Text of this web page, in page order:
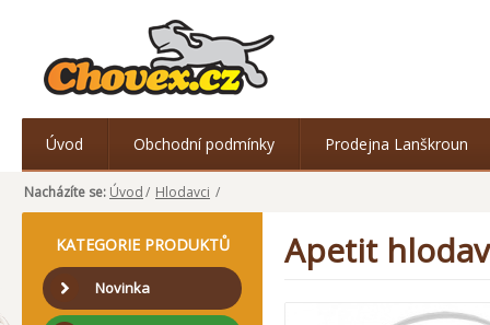
Úvod Obchodní podmínky Prodejna Lanškroun
Nacházíte se: Úvod/ Hlodavci /
KATEGORIE PRODUKTŮ
Novinka
Apetit